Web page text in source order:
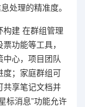
处理的精准度。
构建 在群组管理
功能等工具，
中心，项目团队
度；家庭群组可
共享笔记文档并
标消息”功能允许